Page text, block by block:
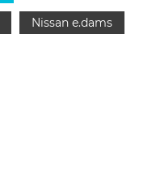
Nissan e.dams